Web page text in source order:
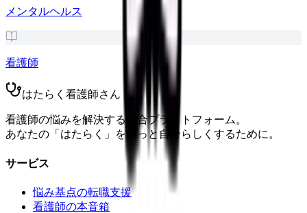
メンタルヘルス
看護師
はたらく看護師さん
看護師の悩みを解決する総合プラットフォーム。
あなたの「はたらく」をもっと自分らしくするために。
サービス
悩み基点の転職支援
看護師の本音箱